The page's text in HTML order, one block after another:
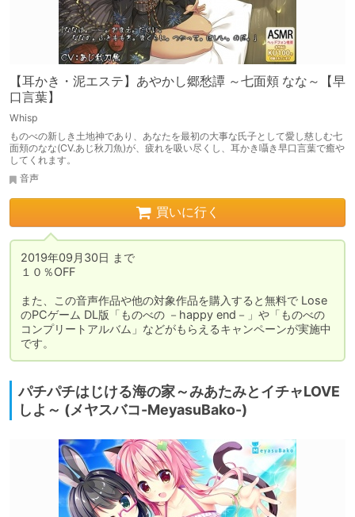
【耳かき・泥エステ】あやかし郷愁譚 ～七面頬 なな～【早
口言葉】
Whisp
ものべの新しき土地神であり、あなたを最初の大事な氏子として愛し慈しむ七
面頬のなな(CV.あじ秋刀魚)が、疲れを吸い尽くし、耳かき囁き早口言葉で癒や
してくれます。
音声
買いに行く
2019年09月30日 まで
１０％OFF
また、この音声作品や他の対象作品を購入すると無料で Lose
のPCゲーム DL版「ものべの －happy end－」や「ものべの
コンプリートアルバム」などがもらえるキャンペーンが実施中
です。
パチパチはじける海の家～みあたみとイチャLOVE
しよ～ (メヤスバコ-MeyasuBako-)